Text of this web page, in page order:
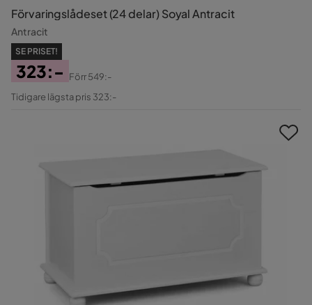
Förvaringslådeset (24 delar) Soyal Antracit
Antracit
SE PRISET!
Pris
323:-
Original
Förr549:-
Tidigare lägsta pris 323:-